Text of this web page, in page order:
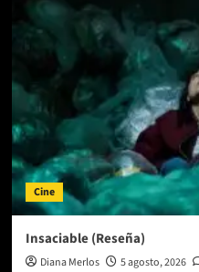
Cine
Insaciable (Reseña)
Diana Merlos 5 agosto, 2026